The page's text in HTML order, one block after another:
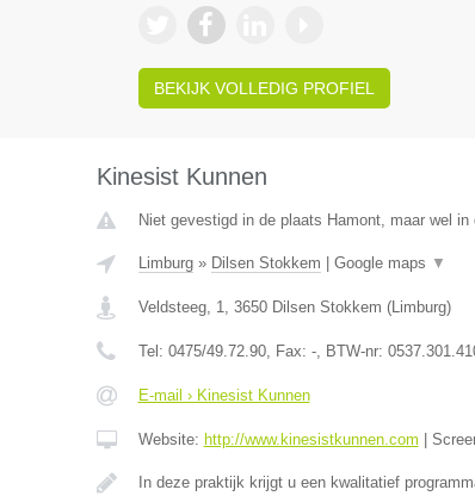
BEKIJK VOLLEDIG PROFIEL
Kinesist Kunnen
Niet gevestigd in de plaats Hamont, maar wel in
Limburg» Dilsen Stokkem Google maps ▼
Veldsteeg, 1, 3650 Dilsen Stokkem (Limburg)
Tel: 0475/49.72.90, Fax: -, BTW-nr:
E-mail › Kinesist Kunnen
Website: http://www.kinesistkunnen.com
In deze praktijk krijgt u een kwalitatief